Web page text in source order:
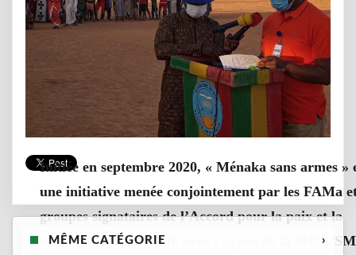
Initiée en septembre 2020, « Ménaka sans armes »
une initiative menée conjointement par les FAMa
groupes signataires de l’Accord pour la paix et la
réconciliation au Mali, avec l’appui de la
MÊME CATÉGORIE ›